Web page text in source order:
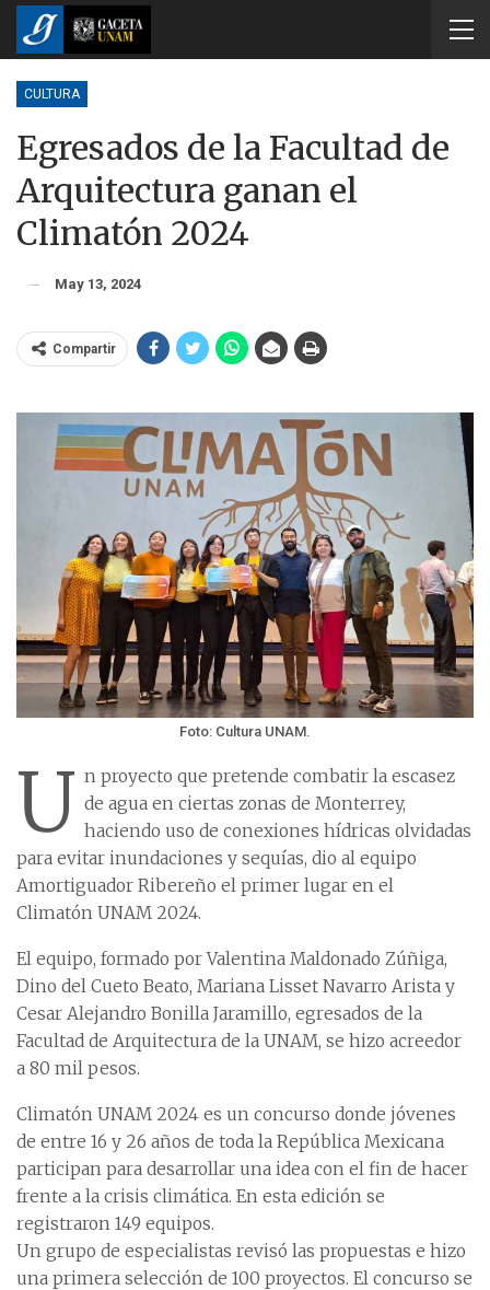
CULTURA
Egresados de la Facultad de
Arquitectura ganan el
Climatón 2024
May 13, 2024
Compartir
Foto: Cultura UNAM.
U n proyecto que pretende combatir la escasez
de agua en ciertas zonas de Monterrey,
haciendo uso de conexiones hídricas olvidadas
para evitar inundaciones y sequías, dio al equipo
Amortiguador Ribereño el primer lugar en el
Climatón UNAM 2024.
El equipo, formado por Valentina Maldonado Zúñiga,
Dino del Cueto Beato, Mariana Lisset Navarro Arista y
Cesar Alejandro Bonilla Jaramillo, egresados de la
Facultad de Arquitectura de la UNAM, se hizo acreedor
a 80 mil pesos.
Climatón UNAM 2024 es un concurso donde jóvenes
de entre 16 y 26 años de toda la República Mexicana
participan para desarrollar una idea con el fin de hacer
frente a la crisis climática. En esta edición se
registraron 149 equipos.
Un grupo de especialistas revisó las propuestas e hizo
una primera selección de 100 proyectos. El concurso se